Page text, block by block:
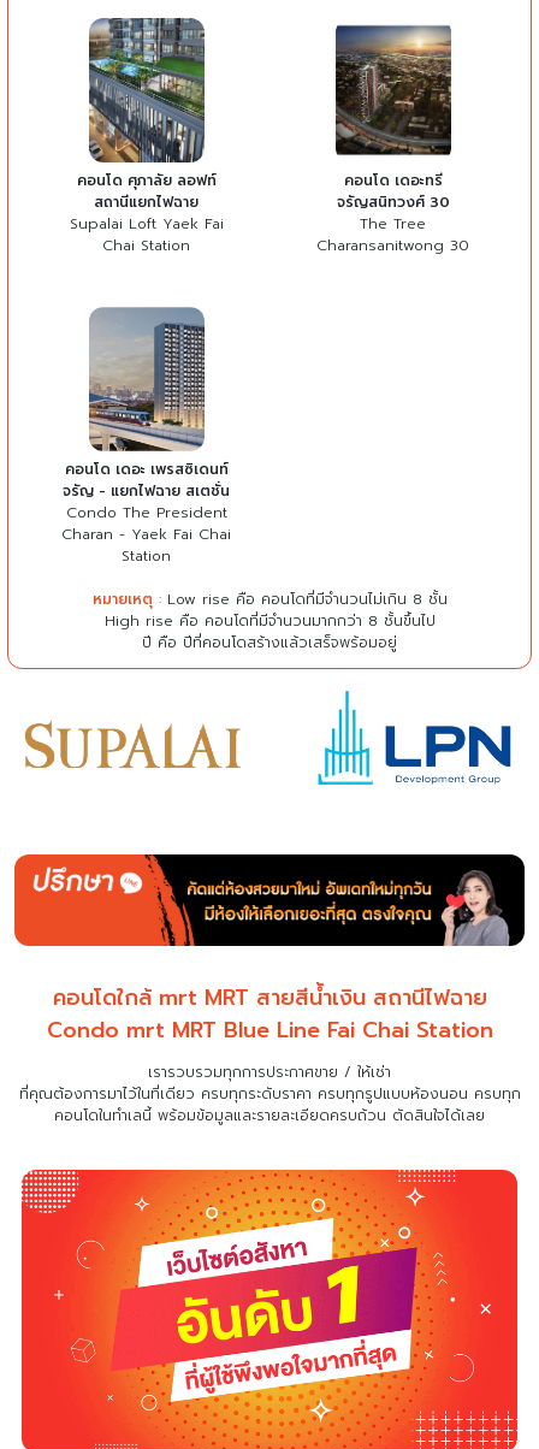
คอนโด ศุภาลัย ลอฟท์
สถานีแยกไฟฉาย
Supalai Loft Yaek Fai
Chai Station
คอนโด เดอะทรี
จรัญสนิทวงศ์ 30
The Tree
Charansanitwong 30
คอนโด เดอะ เพรสซิเดนท์
จรัญ - แยกไฟฉาย สเตชั่น
Condo The President
Charan - Yaek Fai Chai
Station
หมายเหตุ : Low rise คือ คอนโดที่มีจำนวนไม่เกิน 8 ชั้น
High rise คือ คอนโดที่มีจำนวนมากกว่า 8 ชั้นขึ้นไป
ปี คือ ปีที่คอนโดสร้างแล้วเสร็จพร้อมอยู่
คอนโดใกล้ mrt MRT สายสีน้ำเงิน สถานีไฟฉาย
Condo mrt MRT Blue Line Fai Chai Station
เรารวบรวมทุกการประกาศขาย / ให้เช่า
ที่คุณต้องการมาไว้ในที่เดียว ครบทุกระดับราคา ครบทุกรูปแบบห้องนอน ครบทุก
คอนโดในทำเลนี้ พร้อมข้อมูลและรายละเอียดครบถ้วน ตัดสินใจได้เลย